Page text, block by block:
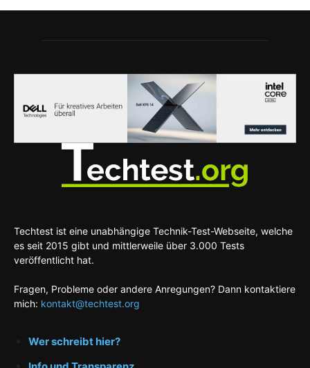
Techtest ist eine unabhängige Technik-Test-Webseite, welche
es seit 2015 gibt und mittlerweile über 3.000 Tests
veröffentlicht hat.
Fragen, Probleme oder andere Anregungen? Dann kontaktiere
mich: kontakt@techtest.org
Wer schreibt hier?